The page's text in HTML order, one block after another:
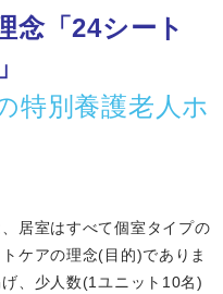
念「24シート
特別養護老人ホ
居室はすべて個室タイプの
ケアの理念(目的)でありま
、少人数(1ユニット10名)